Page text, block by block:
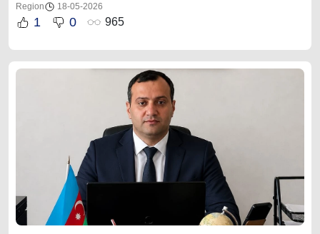
Region 18-05-2026
1 0 965